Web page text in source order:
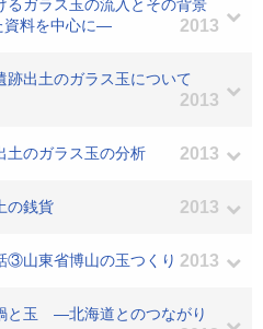
るガラス玉の流入とその背景
資料を中心に―
2013
跡出土のガラス玉について
2013
土のガラス玉の分析 2013
の銭貨 2013
③山東省博山の玉つくり 2013
と玉 ―北海道とのつながり